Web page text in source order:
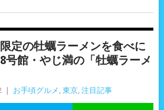
定の牡蠣ラーメンを食べに
号館・やじ満の「牡蠣ラーメ
お手頃グルメ , 東京, 注目記事